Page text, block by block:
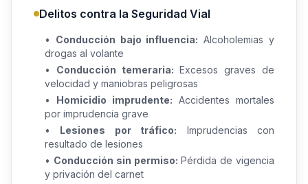
Delitos contra la Seguridad Vial
• Conducción bajo influencia: Alcoholemias y
drogas al volante
• Conducción temeraria: Excesos graves de
velocidad y maniobras peligrosas
• Homicidio imprudente: Accidentes mortales
por imprudencia grave
• Lesiones por tráfico: Imprudencias con
resultado de lesiones
• Conducción sin permiso: Pérdida de vigencia
y privación del carnet